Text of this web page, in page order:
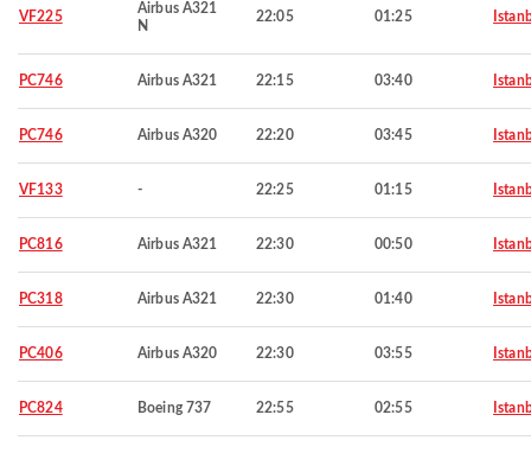
VF225
Airbus A321
N
22:05 01:25
PC746 Airbus A321 22:15 03:40
PC746 Airbus A320 22:20 03:45
VF133 - 22:25 01:15
PC816 Airbus A321 22:30 00:50
PC318 Airbus A321 22:30 01:40
PC406 Airbus A320 22:30 03:55
PC824 Boeing 737 22:55 02:55